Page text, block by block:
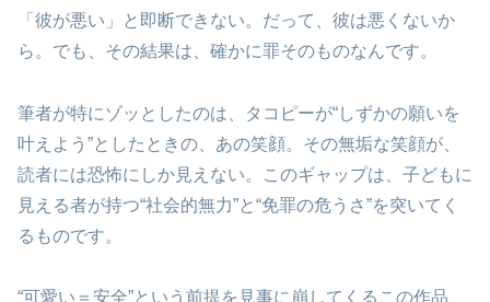
「彼が悪い」と即断できない。だって、彼は悪くないか
ら。でも、その結果は、確かに罪そのものなんです。
筆者が特にゾッとしたのは、タコピーが“しずかの願いを
叶えよう”としたときの、あの笑顔。その無垢な笑顔が、
読者には恐怖にしか見えない。このギャップは、子どもに
見える者が持つ“社会的無力”と“免罪の危うさ”を突いてく
るものです。
“可愛い＝安全”という前提を見事に崩してくるこの作品